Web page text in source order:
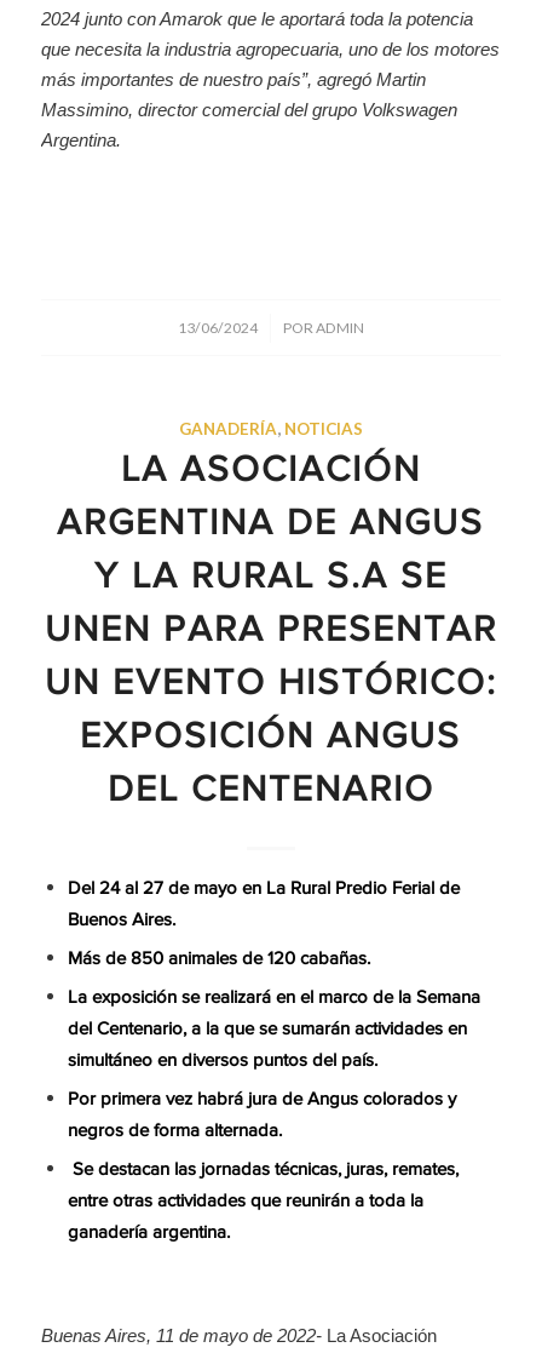
2024 junto con Amarok que le aportará toda la potencia
que necesita la industria agropecuaria, uno de los motores
más importantes de nuestro país”, agregó Martin
Massimino, director comercial del grupo Volkswagen
Argentina.
13/06/2024
/ POR ADMIN
GANADERÍA, NOTICIAS
LA ASOCIACIÓN
ARGENTINA DE ANGUS
Y LA RURAL S.A SE
UNEN PARA PRESENTAR
UN EVENTO HISTÓRICO:
EXPOSICIÓN ANGUS
DEL CENTENARIO
Del 24 al 27 de mayo en La Rural Predio Ferial de
Buenos Aires.
Más de 850 animales de 120 cabañas.
La exposición se realizará en el marco de la Semana
del Centenario, a la que se sumarán actividades en
simultáneo en diversos puntos del país.
Por primera vez habrá jura de Angus colorados y
negros de forma alternada.
Se destacan las jornadas técnicas, juras, remates,
entre otras actividades que reunirán a toda la
ganadería argentina.
Buenas Aires, 11 de mayo de 2022-La Asociación